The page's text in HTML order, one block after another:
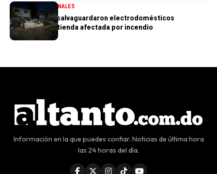
GENERALES NACIONALES
PN aclara que salvaguardaron electrodomésticos
sustraídos de tienda afectada por incendio
Información en la que puedes confiar. Noticias de última hora
las 24 horas del día.